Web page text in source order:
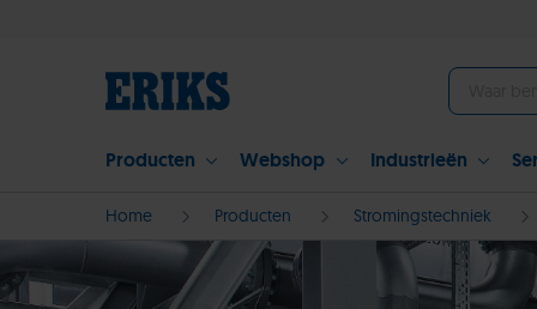
Producten Webshop Industrieën
Home Producten Stromingstechniek